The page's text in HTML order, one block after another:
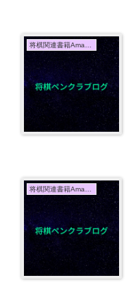
将棋関連書籍Amazon売上TOP10